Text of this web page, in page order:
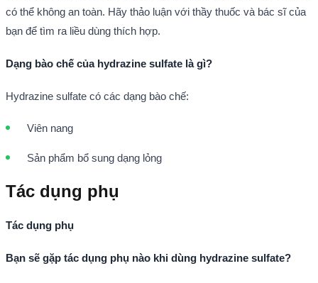
có thể không an toàn. Hãy thảo luận với thầy thuốc và bác sĩ của
bạn để tìm ra liều dùng thích hợp.
Dạng bào chế của hydrazine sulfate là gì?
Hydrazine sulfate có các dạng bào chế:
Viên nang
Sản phẩm bổ sung dạng lỏng
Tác dụng phụ
Tác dụng phụ
Bạn sẽ gặp tác dụng phụ nào khi dùng hydrazine sulfate?